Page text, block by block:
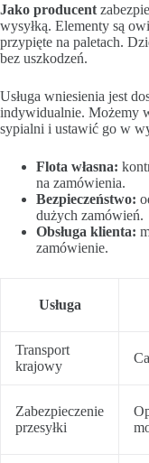
Jako producent
wysyłką. Elementy są
przypięte na paletach.
bez uszkodzeń.
Usługa wniesienia jest
indywidualnie. Możemy
sypialni i ustawić go w
Flota własna:
na zamówienia.
Bezpieczeństwo:
dużych zamówień.
Obsługa klienta:
zamówienie.
Usługa
Transport
krajowy
Zabezpieczenie
przesyłki